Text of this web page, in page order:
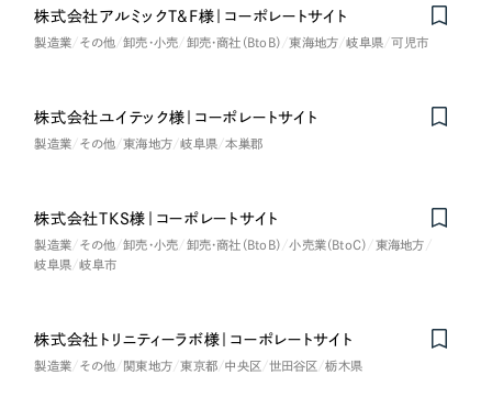
株式会社アルミックT&F様｜コーポレートサイト
製造業 その他 卸売・小売 卸売・商社（BtoB） 東海地方 岐阜県 可児市
Honorabl
e
Ment
i
on
株式会社ユイテック様｜コーポレートサイト
製造業 その他 東海地方 岐阜県 本巣郡
株式会社TKS様｜コーポレートサイト
製造業 その他 卸売・小売 卸売・商社（BtoB） 小売業（BtoC）
東海地方
岐阜県
岐阜市
株式会社トリニティーラボ様｜コーポレートサイト
製造業 その他 関東地方 東京都 中央区 世田谷区 栃木県